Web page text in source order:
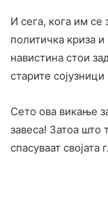
И сега, кога им се
политичка криза и
навистина стои
старите
Сето ова викање
завеса! Затоа што
спасуваат својата